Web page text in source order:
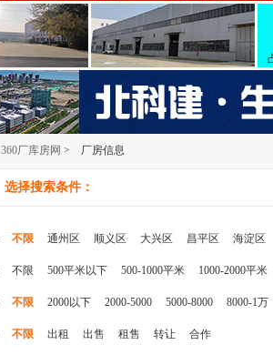
360厂库房网 > 厂房信息
选择搜索条件：
不限 通州区 顺义区 大兴区 昌平区 海淀区
不限 500平米以下 500-1000平米 1000-2000平米
不限 2000以下 2000-5000 5000-8000 8000-1万
不限 出租 出售 租售 转让 合作